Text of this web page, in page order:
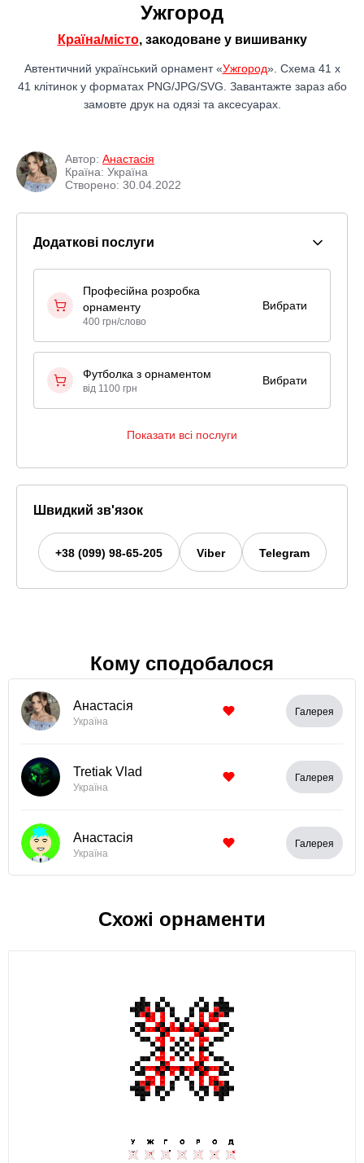
Ужгород
Країна/місто, закодоване у вишиванку
Автентичний український орнамент «Ужгород». Схема 41 x
41 клітинок у форматах PNG/JPG/SVG. Завантажте зараз або
замовте друк на одязі та аксесуарах.
Автор: Анастасія
Країна: Україна
Створено: 30.04.2022
Додаткові послуги
Професійна розробка
орнаменту
400 грн/слово
Вибрати
Футболка з орнаментом
від 1100 грн
Вибрати
Показати всі послуги
Швидкий зв'язок
+38 (099) 98-65-205 Viber Telegram
Кому сподобалося
Анастасія
Україна
Галерея
Tretiak Vlad
Україна
Галерея
Анастасія
Україна
Галерея
Схожі орнаменти